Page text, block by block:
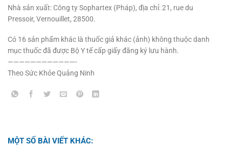
Nhà sản xuất: Công ty Sophartex (Pháp), địa chỉ: 21, rue du
Pressoir, Vernouillet, 28500.
Có 16 sản phẩm khác là thuốc giả khác (ảnh) không thuộc danh
mục thuốc đã được Bộ Y tế cấp giấy đăng ký lưu hành.
————————————-
TheoSức Khỏe Quảng Ninh
MỘT SỐ BÀI VIẾT KHÁC: